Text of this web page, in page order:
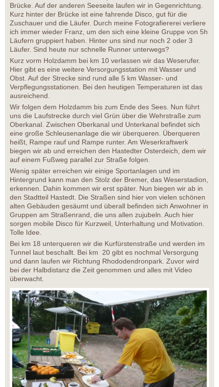
Brücke. Auf der anderen Seeseite laufen wir in Gegenrichtung.
Kurz hinter der Brücke ist eine fahrende Disco, gut für die
Zuschauer und die Läufer. Durch meine Fotografiererei verliere
ich immer wieder Franz, um den sich eine kleine Gruppe von 5h
Läufern gruppiert haben. Hinter uns sind nur noch 2 oder 3
Läufer. Sind heute nur schnelle Runner unterwegs?
Kurz vorm Holzdamm bei km 10 verlassen wir das Weserufer.
Hier gibt es eine weitere Versorgungsstation mit Wasser und
Obst. Auf der Strecke sind rund alle 5 km Wasser- und
Verpflegungsstationen. Bei den heutigen Temperaturen ist das
ausreichend.
Wir folgen dem Holzdamm bis zum Ende des Sees. Nun führt
uns die Laufstrecke durch viel Grün über die Wehrstraße zum
Oberkanal. Zwischen Oberkanal und Unterkanal befindet sich
eine große Schleusenanlage die wir überqueren. Überqueren
heißt, Rampe rauf und Rampe runter. Am Weserkraftwerk
biegen wir ab und erreichen den Hastedter Osterdeich, dem wir
auf einem Fußweg parallel zur Straße folgen.
Wenig später erreichen wir einige Sportanlagen und im
Hintergrund kann man den Stolz der Bremer, das Weserstadion,
erkennen. Dahin kommen wir erst später. Nun biegen wir ab in
den Stadtteil Hastedt. Die Straßen sind hier von vielen schönen
alten Gebäuden gesäumt und überall befinden sich Anwohner in
Gruppen am Straßenrand, die uns allen zujubeln. Auch hier
sorgen mobile Disco für Kurzweil, Unterhaltung und Motivation.
Tolle Idee.
Bei km 18 unterqueren wir die Kurfürstenstraße und werden im
Tunnel laut beschallt. Bei km 20 gibt es nochmal Versorgung
und dann laufen wir Richtung Rhododendronpark. Zuvor wird
bei der Halbdistanz die Zeit genommen und alles mit Video
überwacht.